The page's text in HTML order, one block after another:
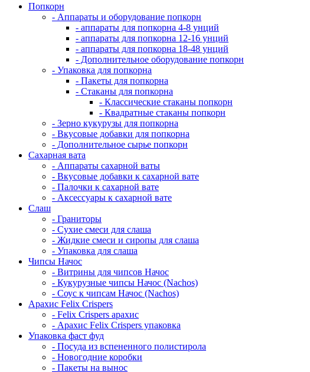
Попкорн
- Аппараты и оборудование попкорн
- аппараты для попкорна 4-8 унций
- аппараты для попкорна 12-16 унций
- аппараты для попкорна 18-48 унций
- Дополнительное оборудование попкорн
- Упаковка для попкорна
- Пакеты для попкорна
- Стаканы для попкорна
- Классические стаканы попкорн
- Квадратные стаканы попкорн
- Зерно кукурузы для попкорна
- Вкусовые добавки для попкорна
- Дополнительное сырье попкорн
Сахарная вата
- Аппараты сахарной ваты
- Вкусовые добавки к сахарной вате
- Палочки к сахарной вате
- Аксессуары к сахарной вате
Cлаш
- Граниторы
- Сухие смеси для слаша
- Жидкие смеси и сиропы для слаша
- Упаковка для слаша
Чипсы Начос
- Витрины для чипсов Начос
- Кукурузные чипсы Начос (Nachos)
- Соус к чипсам Начос (Nachos)
Арахис Felix Crispers
- Felix Crispers арахис
- Арахис Felix Crispers упаковка
Упаковка фаст фуд
- Посуда из вспененного полистирола
- Новогодние коробки
- Пакеты на вынос